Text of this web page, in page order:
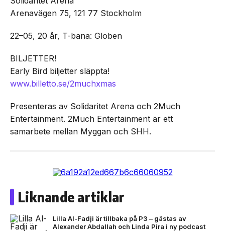
Arenavägen 75, 121 77 Stockholm
22–05, 20 år, T-bana: Globen
BILJETTER!
Early Bird biljetter släppta!
www.billetto.se/2muchxmas
Presenteras av Solidaritet Arena och 2Much
Entertainment. 2Much Entertainment är ett
samarbete mellan Myggan och SHH.
Liknande artiklar
Lilla Al-Fadji är tillbaka på P3 – gästas av
Alexander Abdallah och Linda Pira i ny podcast